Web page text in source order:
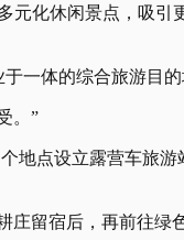
元化休闲景点，吸
一体的综合旅游目的
。”
地点设立露营车旅
留宿后，再前往